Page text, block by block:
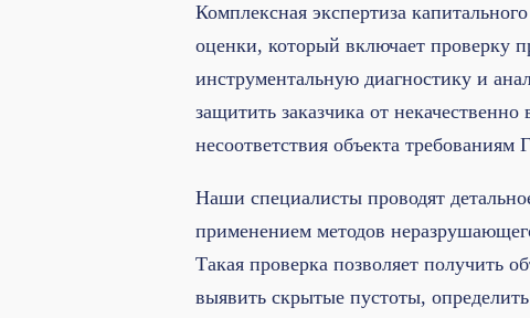
Комплексная экспертиза
оценки, который включает проверку
инструментальную диагностику и
защитить заказчика от
несоответствия объекта
Наши специалисты проводят
применением методов
Такая проверка позволяет получить
выявить скрытые пустоты,